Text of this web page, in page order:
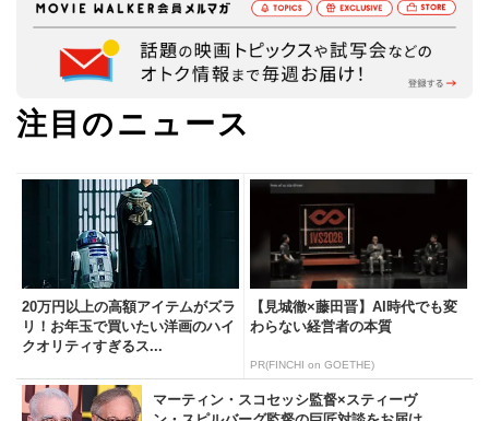
注目のニュース
20万円以上の高額アイテムがズラ
リ！お年玉で買いたい洋画のハイ
クオリティすぎるス...
【見城徹×藤田晋】AI時代でも変
わらない経営者の本質
PR(FINCHI on GOETHE)
マーティン・スコセッシ監督×スティーヴ